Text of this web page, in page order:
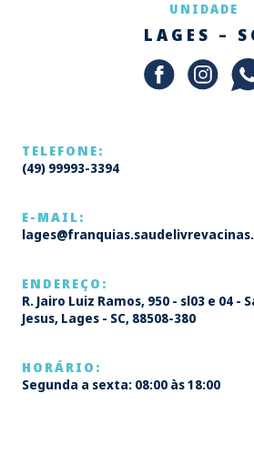
UNIDADE
LAGES –
TELEFONE:
(49) 99993-3394
E-MAIL:
ENDEREÇO:
R. Jairo Luiz Ramos, 950 - sl03 e 04 -
Jesus, Lages - SC, 88508-380
HORÁRIO:
Segunda a sexta: 08:00 às 18:00